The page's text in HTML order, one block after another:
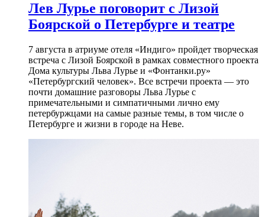
Лев Лурье поговорит с Лизой
Боярской о Петербурге и театре
7 августа в атриуме отеля «Индиго» пройдет творческая
встреча с Лизой Боярской в рамках совместного проекта
Дома культуры Льва Лурье и «Фонтанки.ру»
«Петербургский человек». Все встречи проекта — это
почти домашние разговоры Льва Лурье с
примечательными и симпатичными лично ему
петербуржцами на самые разные темы, в том числе о
Петербурге и жизни в городе на Неве.